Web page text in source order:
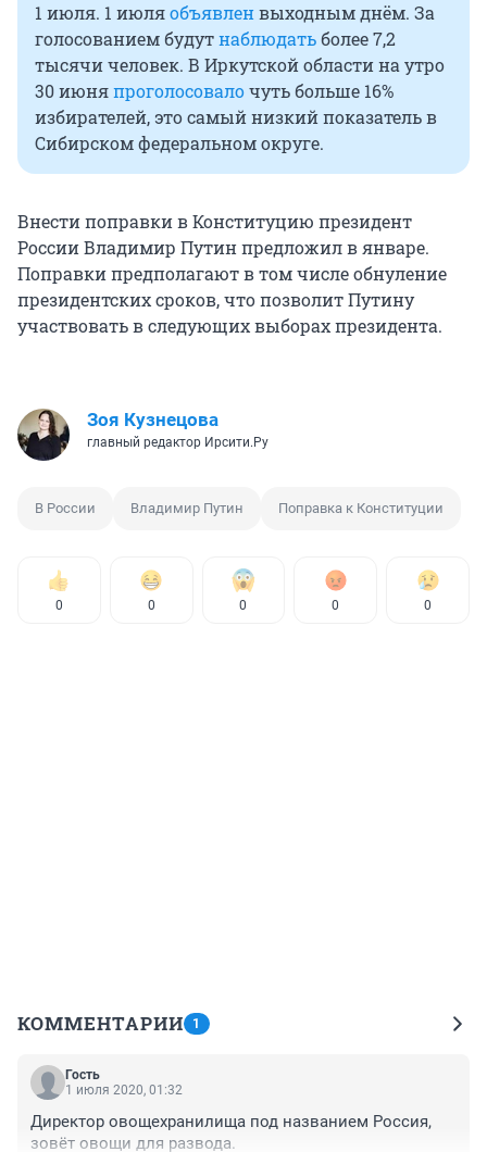
1 июля. 1 июляобъявленвыходным днём. За
голосованием будутнаблюдатьболее 7,2
тысячи человек. В Иркутской области на утро
30 июняпроголосовалочуть больше 16%
избирателей, это самый низкий показатель в
Сибирском федеральном округе.
Внести поправки в Конституцию президент
России Владимир Путин предложил в январе.
Поправки предполагают в том числе обнуление
президентских сроков, что позволит Путину
участвовать в следующих выборах президента.
Зоя Кузнецова
главный редактор Ирсити.Ру
В России Владимир Путин Поправка к Конституции
0 0 0 0 0
КОММЕНТАРИИ 1
Гость
1 июля 2020, 01:32
Директор овощехранилища под названием Россия,
зовёт овощи для развода.